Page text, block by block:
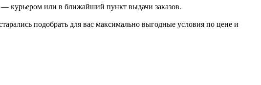
курьером или в ближайший пункт выдачи заказов.
подобрать для вас максимально выгодные условия по цене и